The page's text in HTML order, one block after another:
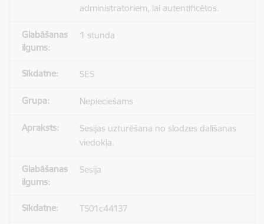
administratoriem, lai autentificētos.
1 stunda
SES
Nepieciešams
Sesijas uzturēšana no slodzes dalīšanas
viedokļa.
Sesija
TS01c44137